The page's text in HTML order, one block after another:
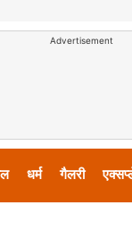
Advertisement
धर्म गैलरी